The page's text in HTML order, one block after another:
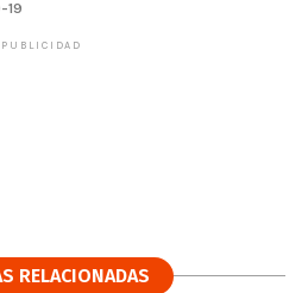
19
PUBLICIDAD
RELACIONADAS